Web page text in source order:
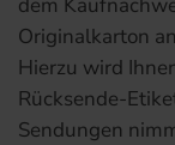
Originalkarton
Hierzu wird
Rücksende-
Sendungen